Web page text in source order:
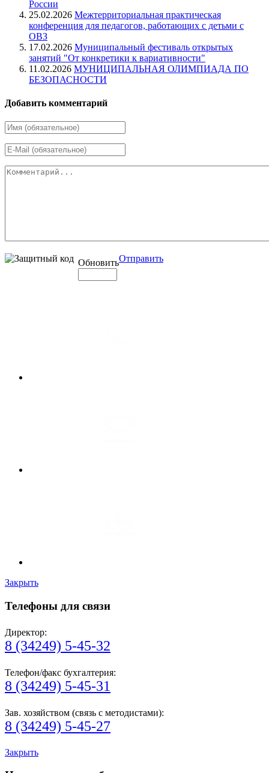
России
25.02.2026 Межтерриториальная практическая
конференция для педагогов, работающих с детьми с
ОВЗ
17.02.2026 Муниципальный фестиваль открытых
занятий "От конкретики к вариативности"
11.02.2026 МУНИЦИПАЛЬНАЯ ОЛИМПИАДА ПО
БЕЗОПАСНОСТИ
Добавить комментарий
ОбновитьОтправить
Закрыть
Телефоны для связи
Директор:
8 (34249) 5-45-32
Телефон/факс бухгалтерия:
8 (34249) 5-45-31
Зав. хозяйством (связь с методистами):
8 (34249) 5-45-27
Закрыть